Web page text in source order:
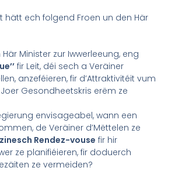
hätt ech folgend Froen un den Här
Minister zur Iwwerleeung, eng
fir Leit, déi sech a Veräiner
anzeféieren, fir d’Attraktivitéit vum
Gesondheetskris erëm ze
envisageabel, wann een
de Veräiner d’Mëttelen ze
Rendez-vouse fir hir
ze planifiéieren, fir doduerch
ze vermeiden?